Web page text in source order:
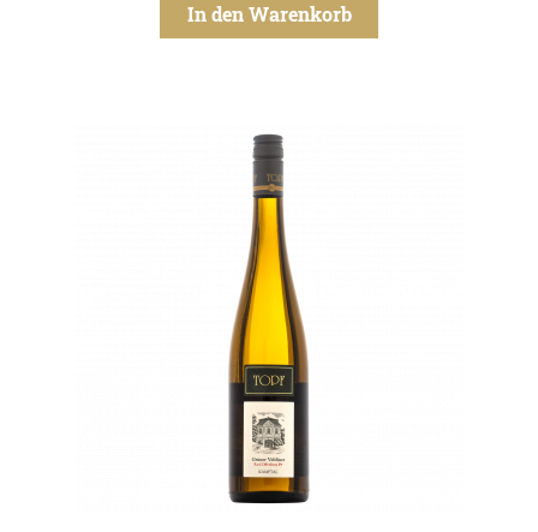
In den Warenkorb